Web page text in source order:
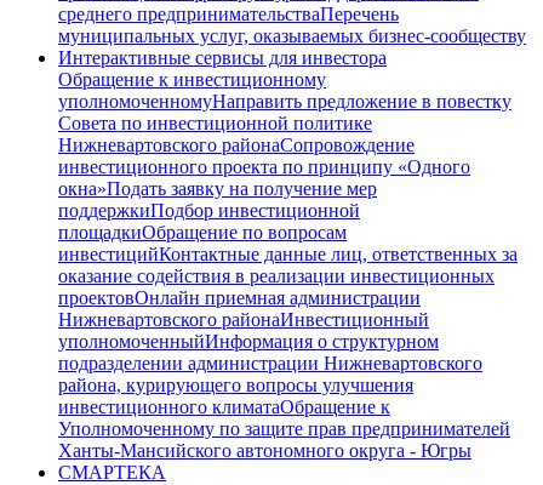
среднего предпринимательстваПеречень
муниципальных услуг, оказываемых бизнес-сообществу
Интерактивные сервисы для инвестора
Обращение к инвестиционному
уполномоченномуНаправить предложение в повестку
Совета по инвестиционной политике
Нижневартовского районаСопровождение
инвестиционного проекта по принципу «Одного
окна»Подать заявку на получение мер
поддержкиПодбор инвестиционной
площадкиОбращение по вопросам
инвестицийКонтактные данные лиц, ответственных за
оказание содействия в реализации инвестиционных
проектовОнлайн приемная администрации
Нижневартовского районаИнвестиционный
уполномоченныйИнформация о структурном
подразделении администрации Нижневартовского
района, курирующего вопросы улучшения
инвестиционного климатаОбращение к
Уполномоченному по защите прав предпринимателей
Ханты-Мансийского автономного округа - Югры
СМАРТЕКА